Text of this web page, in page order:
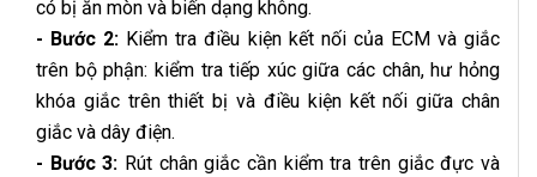
có bị ăn mòn và biến dạng không.
- Bước 2: Kiểm tra điều kiện kết nối của ECM và giắc
trên bộ phận: kiểm tra tiếp xúc giữa các chân, hư hỏng
khóa giắc trên thiết bị và điều kiện kết nối giữa chân
giắc và dây điện.
- Bước 3: Rút chân giắc cần kiểm tra trên giắc đực và